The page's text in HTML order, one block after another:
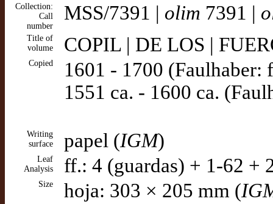
Collection:
Call
number
MSS/7391 | olim 7391 |
Title of
volume
COPIL | DE LOS |
Copied
1601 - 1700 (Faulhaber:
1551 ca. - 1600 ca.
Writing
surface
papel (IGM)
Leaf
Analysis
ff.: 4 (guardas) + 1-62 +
Size hoja: 303 × 205 mm (